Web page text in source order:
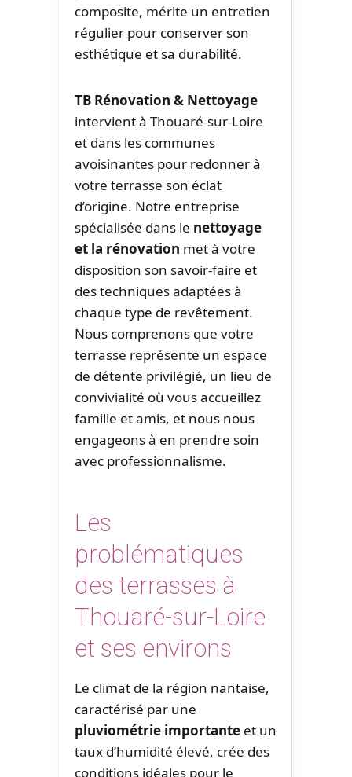
composite, mérite un entretien
régulier pour conserver son
esthétique et sa durabilité.
TB Rénovation & Nettoyage
intervient à Thouaré-sur-Loire
et dans les communes
avoisinantes pour redonner à
votre terrasse son éclat
d’origine. Notre entreprise
spécialisée dans le nettoyage
et la rénovation met à votre
disposition son savoir-faire et
des techniques adaptées à
chaque type de revêtement.
Nous comprenons que votre
terrasse représente un espace
de détente privilégié, un lieu de
convivialité où vous accueillez
famille et amis, et nous nous
engageons à en prendre soin
avec professionnalisme.
Les
problématiques
des terrasses à
Thouaré-sur-Loire
et ses environs
Le climat de la région nantaise,
caractérisé par une
pluviométrie importante et un
taux d’humidité élevé, crée des
conditions idéales pour le